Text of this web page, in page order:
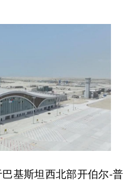
基斯坦西北部开伯尔-普